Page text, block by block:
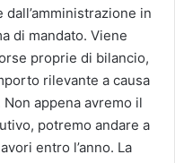
in
di mandato. Viene
proprie di bilancio,
rilevante a causa
appena avremo il
potremo andare a
entro l’anno. La